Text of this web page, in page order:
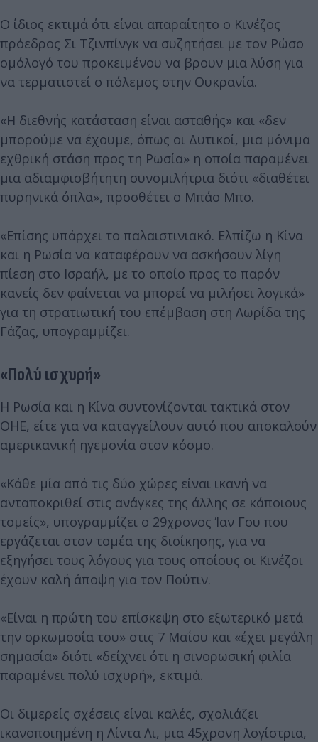
Ο ίδιος εκτιμά ότι είναι απαραίτητο ο Κινέζος
πρόεδρος Σι Τζινπίνγκ να συζητήσει με τον Ρώσο
ομόλογό του προκειμένου να βρουν μια λύση για
να τερματιστεί ο πόλεμος στην Ουκρανία.
«Η διεθνής κατάσταση είναι ασταθής» και «δεν
μπορούμε να έχουμε, όπως οι Δυτικοί, μια μόνιμα
εχθρική στάση προς τη Ρωσία» η οποία παραμένει
μια αδιαμφισβήτητη συνομιλήτρια διότι «διαθέτει
πυρηνικά όπλα», προσθέτει ο Μπάο Μπο.
«Επίσης υπάρχει το παλαιστινιακό. Ελπίζω η Κίνα
και η Ρωσία να καταφέρουν να ασκήσουν λίγη
πίεση στο Ισραήλ, με το οποίο προς το παρόν
κανείς δεν φαίνεται να μπορεί να μιλήσει λογικά»
για τη στρατιωτική του επέμβαση στη Λωρίδα της
Γάζας, υπογραμμίζει.
«Πολύ ισχυρή»
Η Ρωσία και η Κίνα συντονίζονται τακτικά στον
ΟΗΕ, είτε για να καταγγείλουν αυτό που αποκαλούν
αμερικανική ηγεμονία στον κόσμο.
«Κάθε μία από τις δύο χώρες είναι ικανή να
ανταποκριθεί στις ανάγκες της άλλης σε κάποιους
τομείς», υπογραμμίζει ο 29χρονος Ίαν Γου που
εργάζεται στον τομέα της διοίκησης, για να
εξηγήσει τους λόγους για τους οποίους οι Κινέζοι
έχουν καλή άποψη για τον Πούτιν.
«Είναι η πρώτη του επίσκεψη στο εξωτερικό μετά
την ορκωμοσία του» στις 7 Μαΐου και «έχει μεγάλη
σημασία» διότι «δείχνει ότι η σινορωσική φιλία
παραμένει πολύ ισχυρή», εκτιμά.
Οι διμερείς σχέσεις είναι καλές, σχολιάζει
ικανοποιημένη η Λίντα Λι, μια 45χρονη λογίστρια,